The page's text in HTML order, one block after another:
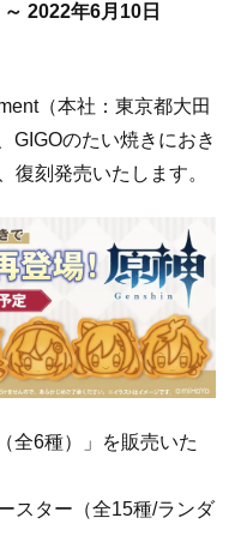
2022年6月10日
（本社：東京都大田
GIGOのたい焼きにおき
復刻発売いたします。​
全6種）」を販売いた
スター（全15種/ランダ